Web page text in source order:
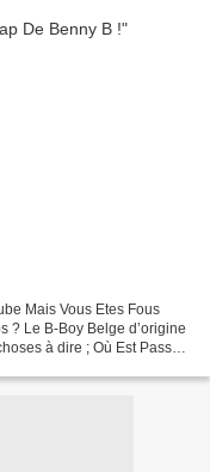
Mais Vous Etes Fous
? Le B-Boy Belge d’origine
à dire ; Où Est Passé